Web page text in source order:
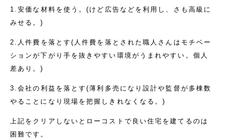
1.安価な材料を使う。(けど広告などを利用し、さも高級に
みせる。)
2.人件費を落とす(人件費を落とされた職人さんはモチベー
ションが下がり手を抜きやすい環境がうまれやすい。個人
差あり。)
3.会社の利益を落とす(薄利多売になり設計や監督が多棟数
やることになり現場を把握しきれなくなる。)
上記をクリアしないとローコストで良い住宅を建てるのは
困難です。